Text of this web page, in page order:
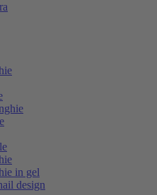
in gel
design